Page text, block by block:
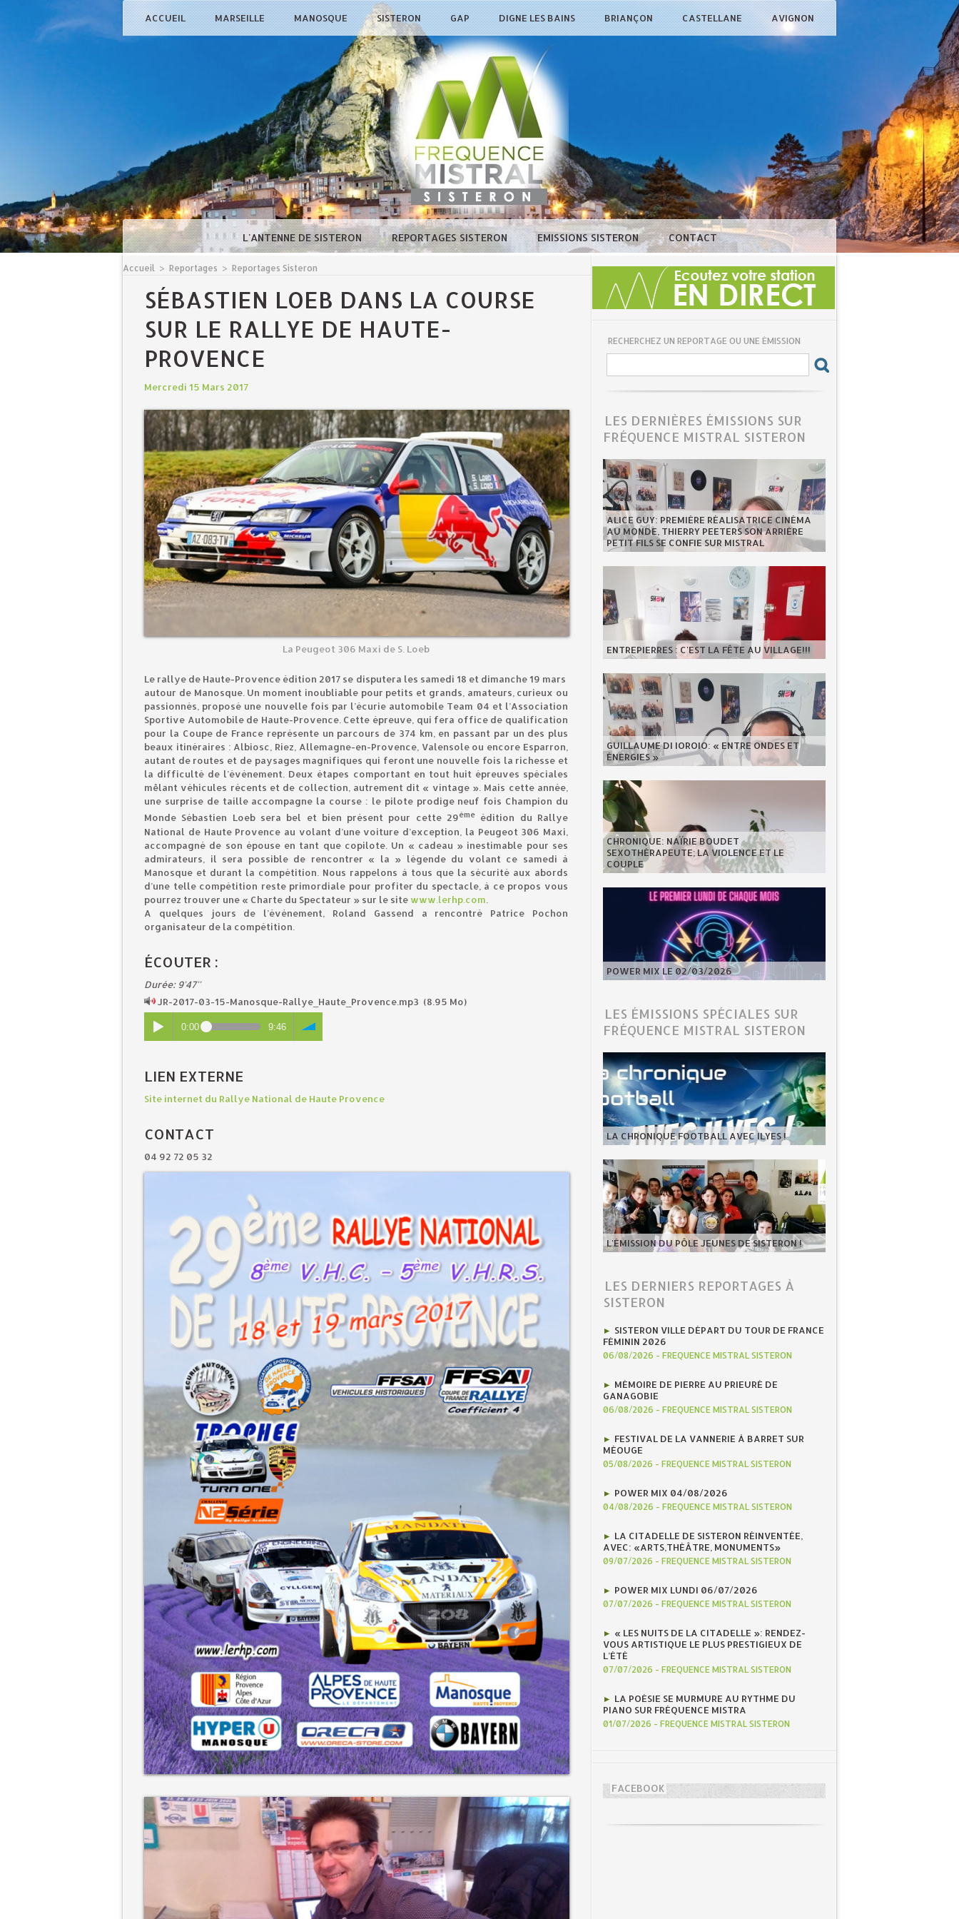
ACCUEIL MARSEILLE MANOSQUE SISTERON GAP DIGNE LES BAINS BRIANÇON CASTELLANE AVIGNON
L'ANTENNE DE SISTERON REPORTAGES SISTERON EMISSIONS SISTERON CONTACT
Accueil > Reportages > Reportages Sisteron
SÉBASTIEN LOEB DANS LA COURSE
SUR LE RALLYE DE HAUTE-
PROVENCE
Mercredi 15 Mars 2017
La Peugeot 306 Maxi de S. Loeb
Le rallye de Haute-Provence édition 2017 se disputera les samedi 18 et dimanche 19 mars
autour de Manosque. Un moment inoubliable pour petits et grands, amateurs, curieux ou
passionnés, proposé une nouvelle fois par l’écurie automobile Team 04 et l’Association
Sportive Automobile de Haute-Provence. Cette épreuve, qui fera office de qualification
pour la Coupe de France représente un parcours de 374 km, en passant par un des plus
beaux itinéraires : Albiosc, Riez, Allemagne-en-Provence, Valensole ou encore Esparron,
autant de routes et de paysages magnifiques qui feront une nouvelle fois la richesse et
la difficulté de l’évènement. Deux étapes comportant en tout huit épreuves spéciales
mêlant véhicules récents et de collection, autrement dit « vintage ». Mais cette année,
une surprise de taille accompagne la course : le pilote prodige neuf fois Champion du
Monde Sébastien Loeb sera bel et bien présent pour cette 29ème édition du Rallye
National de Haute Provence au volant d’une voiture d’exception, la Peugeot 306 Maxi,
accompagné de son épouse en tant que copilote. Un « cadeau » inestimable pour ses
admirateurs, il sera possible de rencontrer « la » légende du volant ce samedi à
Manosque et durant la compétition. Nous rappelons à tous que la sécurité aux abords
d’une telle compétition reste primordiale pour profiter du spectacle, à ce propos vous
pourrez trouver une « Charte du Spectateur » sur le site www.lerhp.com
A quelques jours de l’évènement, Roland Gassend a rencontré Patrice Pochon
organisateur de la compétition.
ÉCOUTER :
Durée: 9'47''
JR-2017-03-15-Manosque-Rallye_Haute_Provence.mp3 (8.95 Mo)
0:00 9:46
LIEN EXTERNE
Site internet du Rallye National de Haute Provence
CONTACT
04 92 72 05 32
RECHERCHEZ UN REPORTAGE OU UNE ÉMISSION
LES DERNIÈRES ÉMISSIONS SUR
FRÉQUENCE MISTRAL SISTERON
ALICE GUY: PREMIÈRE RÉALISATRICE CINÉMA
AU MONDE, THIERRY PEETERS SON ARRIÈRE
PETIT FILS SE CONFIE SUR MISTRAL
ENTREPIERRES : C'EST LA FÊTE AU VILLAGE!!!
GUILLAUME DI IOROIO: « ENTRE ONDES ET
ÉNERGIES »
CHRONIQUE: NAÏRIE BOUDET
SEXOTHÉRAPEUTE; LA VIOLENCE ET LE
COUPLE
POWER MIX LE 02/03/2026
LES ÉMISSIONS SPÉCIALES SUR
FRÉQUENCE MISTRAL SISTERON
LA CHRONIQUE FOOTBALL AVEC ILYES !
L'ÉMISSION DU PÔLE JEUNES DE SISTERON !
LES DERNIERS REPORTAGES À
SISTERON
SISTERON VILLE DÉPART DU TOUR DE FRANCE
FÉMININ 2026
06/08/2026 - FREQUENCE MISTRAL SISTERON
MÉMOIRE DE PIERRE AU PRIEURÉ DE
GANAGOBIE
06/08/2026 - FREQUENCE MISTRAL SISTERON
FESTIVAL DE LA VANNERIE À BARRET SUR
MÉOUGE
05/08/2026 - FREQUENCE MISTRAL SISTERON
POWER MIX 04/08/2026
04/08/2026 - FREQUENCE MISTRAL SISTERON
LA CITADELLE DE SISTERON RÉINVENTÉE,
AVEC: «ARTS,THÉÂTRE, MONUMENTS»
09/07/2026 - FREQUENCE MISTRAL SISTERON
POWER MIX LUNDI 06/07/2026
07/07/2026 - FREQUENCE MISTRAL SISTERON
« LES NUITS DE LA CITADELLE »: RENDEZ-
VOUS ARTISTIQUE LE PLUS PRESTIGIEUX DE
L’ÉTÉ
07/07/2026 - FREQUENCE MISTRAL SISTERON
LA POÉSIE SE MURMURE AU RYTHME DU
PIANO SUR FRÉQUENCE MISTRA
01/07/2026 - FREQUENCE MISTRAL SISTERON
FACEBOOK